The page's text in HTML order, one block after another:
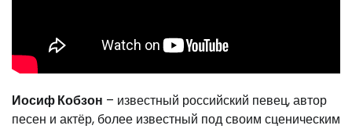
Иосиф Кобзон – известный российский певец, автор
песен и актёр, более известный под своим сценическим